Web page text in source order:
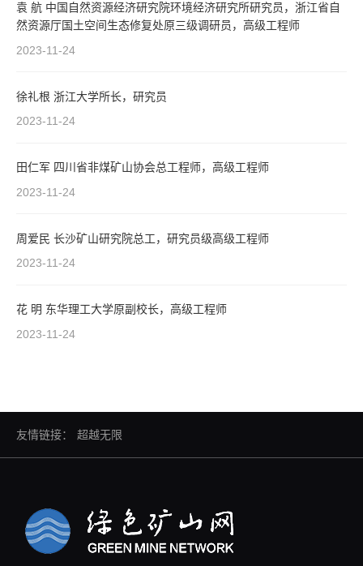
袁 航 中国自然资源经济研究院环境经济研究所研究员，浙江省自
然资源厅国土空间生态修复处原三级调研员，高级工程师
2023-11-24
徐礼根 浙江大学所长，研究员
2023-11-24
田仁军 四川省非煤矿山协会总工程师，高级工程师
2023-11-24
周爱民 长沙矿山研究院总工，研究员级高级工程师
2023-11-24
花 明 东华理工大学原副校长，高级工程师
2023-11-24
友情链接： 超越无限